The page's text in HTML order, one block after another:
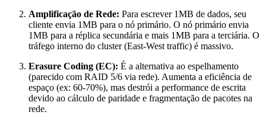
Amplificação de Rede: Para escrever 1MB de dados, seu
cliente envia 1MB para o nó primário. O nó primário envia
1MB para a réplica secundária e mais 1MB para a terciária. O
tráfego interno do cluster (East-West traffic) é massivo.
Erasure Coding (EC): É a alternativa ao espelhamento
(parecido com RAID 5/6 via rede). Aumenta a eficiência de
espaço (ex: 60-70%), mas destrói a performance de escrita
devido ao cálculo de paridade e fragmentação de pacotes na
rede.